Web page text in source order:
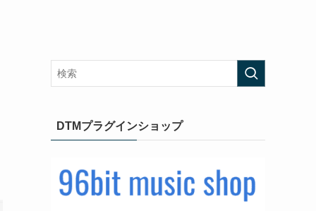
DTMプラグインショップ